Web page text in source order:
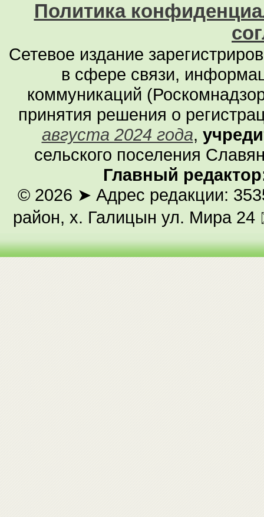
Политика
Сетевое издание
в сфере связи,
коммуникаций
принятия решения о
августа 2024 года,
сельского поселения
Главный
© 2026 ➤ Адрес редакции:
район, х. Галицын ул. Мира